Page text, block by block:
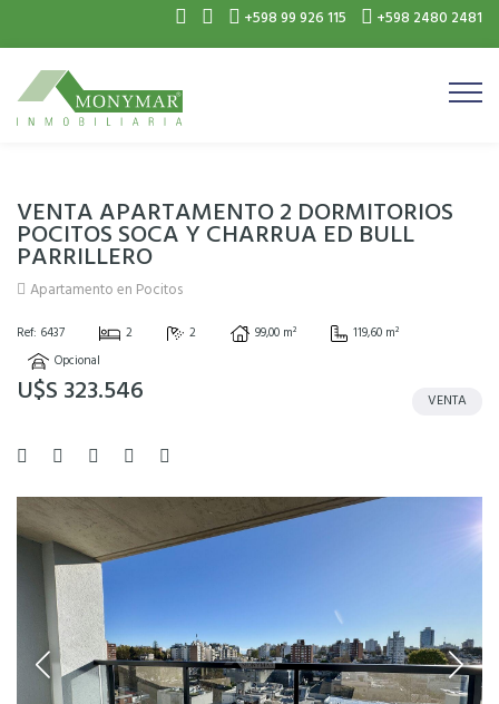
+598 99 926 115 +598 2480 2481
VENTA APARTAMENTO 2 DORMITORIOS
POCITOS SOCA Y CHARRUA ED BULL
PARRILLERO
Apartamento en Pocitos
Ref: 6437 2 2 99,00 m²
119,60 m²
Opcional
U$S 323.546 VENTA